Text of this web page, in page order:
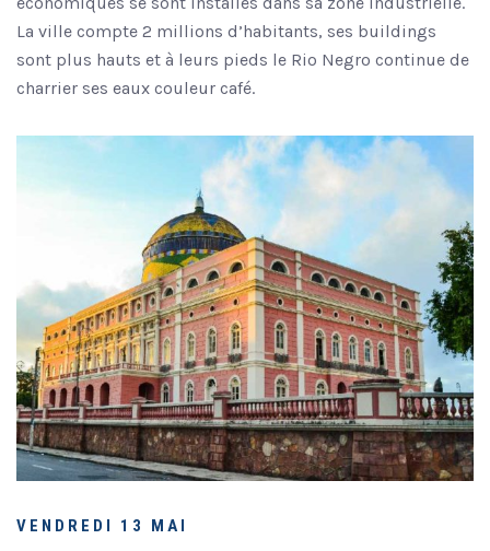
La ville compte 2 millions d’habitants, ses buildings
sont plus hauts et à leurs pieds le Rio Negro continue de
charrier ses eaux couleur café.
VENDREDI 13 MAI